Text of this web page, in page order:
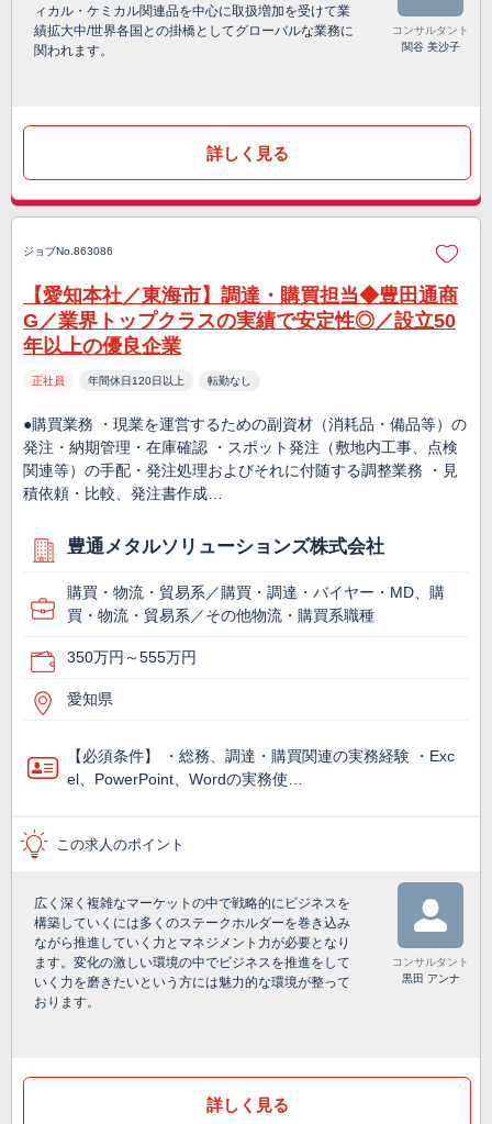
ィカル・ケミカル関連品を中心に取扱増加を受けて業
績拡大中/世界各国との掛橋としてグローバルな業務に
関われます。
コンサルタント
関谷 美沙子
詳しく見る
ジョブNo.863086
【愛知本社／東海市】調達・購買担当◆豊田通商
G／業界トップクラスの実績で安定性◎／設立50
年以上の優良企業
正社員 年間休日120日以上 転勤なし
●購買業務 ・現業を運営するための副資材（消耗品・備品等）の
発注・納期管理・在庫確認 ・スポット発注（敷地内工事、点検
関連等）の手配・発注処理およびそれに付随する調整業務 ・見
積依頼・比較、発注書作成…
豊通メタルソリューションズ株式会社
購買・物流・貿易系／購買・調達・バイヤー・MD、購
買・物流・貿易系／その他物流・購買系職種
350万円～555万円
愛知県
【必須条件】 ・総務、調達・購買関連の実務経験 ・Exc
el、PowerPoint、Wordの実務使…
この求人のポイント
広く深く複雑なマーケットの中で戦略的にビジネスを
構築していくには多くのステークホルダーを巻き込み
ながら推進していく力とマネジメント力が必要となり
ます。変化の激しい環境の中でビジネスを推進をして
いく力を磨きたいという方には魅力的な環境が整って
おります。
コンサルタント
黒田 アンナ
詳しく見る